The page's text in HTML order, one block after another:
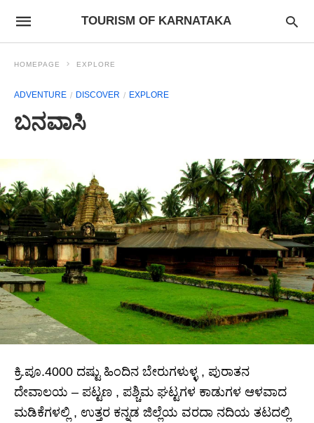
TOURISM OF KARNATAKA
HOMEPAGE EXPLORE
ADVENTURE DISCOVER EXPLORE
ಬನವಾಸಿ
ಕ್ರಿ.ಪೂ.4000 ದಷ್ಟು ಹಿಂದಿನ ಬೇರುಗಳುಳ್ಳ , ಪುರಾತನ
ದೇವಾಲಯ – ಪಟ್ಟಣ , ಪಶ್ಚಿಮ ಘಟ್ಟಗಳ ಕಾಡುಗಳ ಆಳವಾದ
ಮಡಿಕೆಗಳಲ್ಲಿ , ಉತ್ತರ ಕನ್ನಡ ಜಿಲ್ಲೆಯ ವರದಾ ನದಿಯ ತಟದಲ್ಲಿ